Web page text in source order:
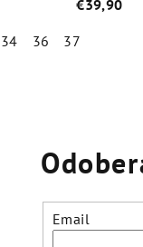
€39,90
34 36 37
5,0
Email